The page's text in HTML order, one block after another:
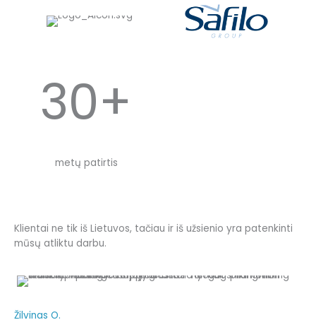
30+
metų patirtis
Klientai ne tik iš Lietuvos, tačiau ir iš užsienio yra patenkinti
mūsų atliktu darbu.
Žilvinas O.